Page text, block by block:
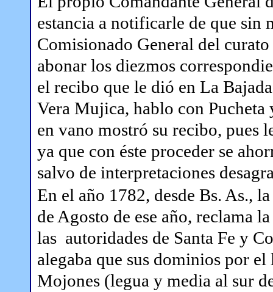
estancia a notificarle de que sin
Comisionado General del
abonar los diezmos
el recibo que le dió en La
Vera Mujica, hablo con Pucheta
en vano mostró su recibo, pues
ya que con éste proceder se
salvo de interpretaciones
En el año 1782, desde Bs. As.,
de Agosto de ese año, reclama
las autoridades de Santa Fe y
alegaba que sus dominios por
Mojones (legua y media al sur